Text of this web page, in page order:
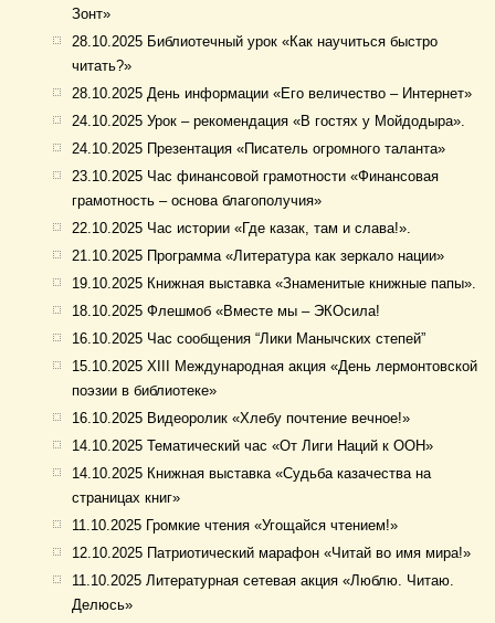
Зонт»
28.10.2025 Библиотечный урок «Как научиться быстро
читать?»
28.10.2025 День информации «Его величество – Интернет»
24.10.2025 Урок – рекомендация «В гостях у Мойдодыра».
24.10.2025 Презентация «Писатель огромного таланта»
23.10.2025 Час финансовой грамотности «Финансовая
грамотность – основа благополучия»
22.10.2025 Час истории «Где казак, там и слава!».
21.10.2025 Программа «Литература как зеркало нации»
19.10.2025 Книжная выставка «Знаменитые книжные папы».
18.10.2025 Флешмоб «Вместе мы – ЭКОсила!
16.10.2025 Час сообщения “Лики Манычских степей”
15.10.2025 XIII Международная акция «День лермонтовской
поэзии в библиотеке»
16.10.2025 Видеоролик «Хлебу почтение вечное!»
14.10.2025 Тематический час «От Лиги Наций к ООН»
14.10.2025 Книжная выставка «Судьба казачества на
страницах книг»
11.10.2025 Громкие чтения «Угощайся чтением!»
12.10.2025 Патриотический марафон «Читай во имя мира!»
11.10.2025 Литературная сетевая акция «Люблю. Читаю.
Делюсь»